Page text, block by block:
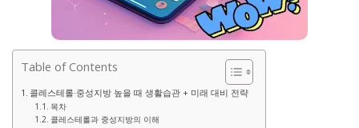
Table of Contents
콜레스테롤·중성지방 높을 때 생활습관 + 미래 대비 전략
목차
콜레스테롤과 중성지방의 이해